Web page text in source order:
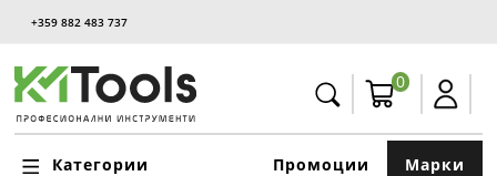
+359 882 483 737
0
Категории Марки
Промоции